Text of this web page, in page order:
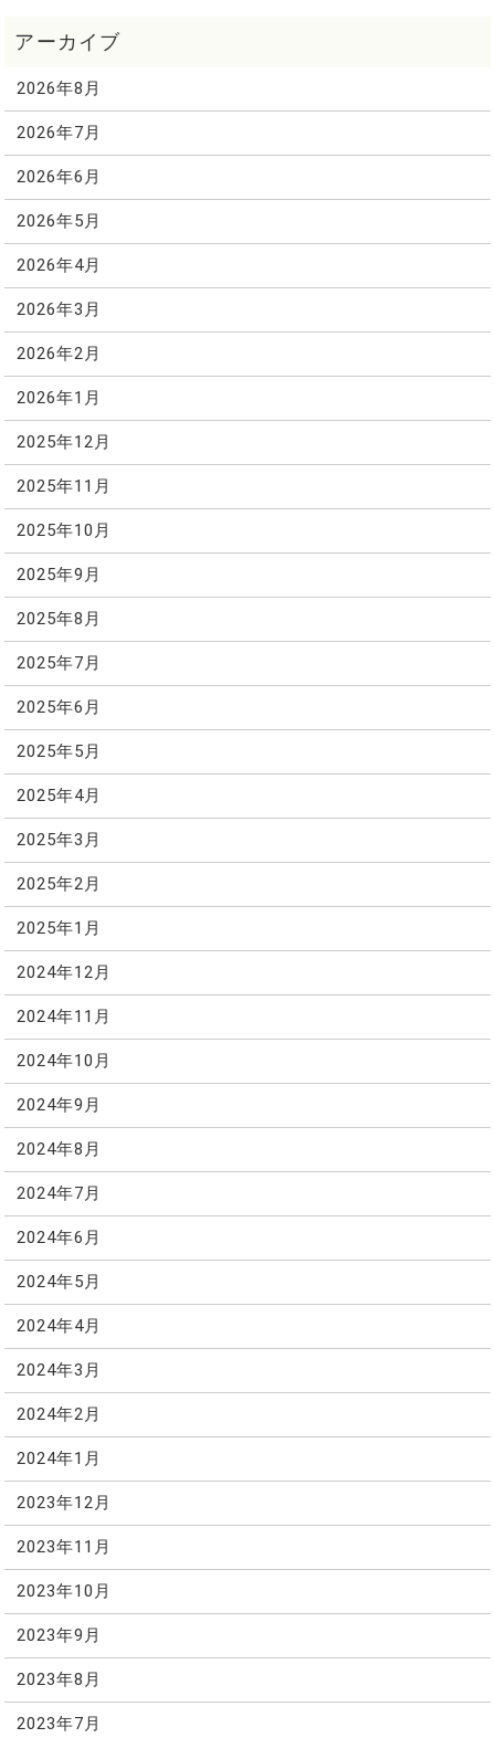
2026年8月
2026年7月
2026年6月
2026年5月
2026年4月
2026年3月
2026年2月
2026年1月
2025年12月
2025年11月
2025年10月
2025年9月
2025年8月
2025年7月
2025年6月
2025年5月
2025年4月
2025年3月
2025年2月
2025年1月
2024年12月
2024年11月
2024年10月
2024年9月
2024年8月
2024年7月
2024年6月
2024年5月
2024年4月
2024年3月
2024年2月
2024年1月
2023年12月
2023年11月
2023年10月
2023年9月
2023年8月
2023年7月